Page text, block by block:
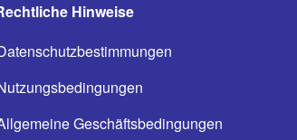
Hinweise
Geschäftsbedingungen